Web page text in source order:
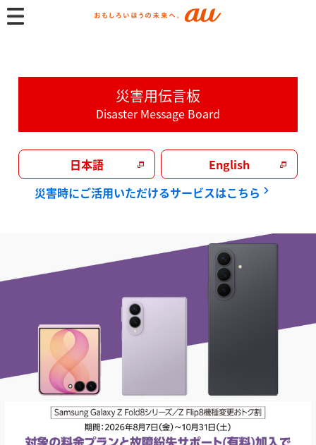
災害用伝言板
Disaster Message Board
日本語
English
災害時にご活用いただけるサービスはこちら